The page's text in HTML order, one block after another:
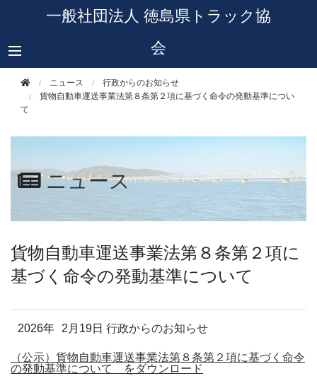
一般社団法人 徳島県トラック協
会
ニュース
行政からのお知らせ
貨物自動車運送事業法第８条第２項に基づく命令の発動基準につい
て
ニュース
貨物自動車運送事業法第８条第２項に
基づく命令の発動基準について
2026年 2月19日 行政からのお知らせ
（公示）貨物自動車運送事業法第８条第２項に基づく命令
の発動基準について をダウンロード